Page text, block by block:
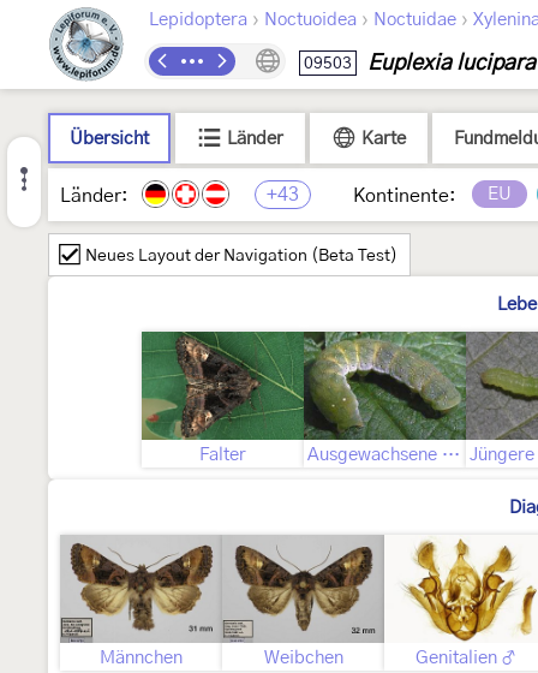
Lepidoptera › Noctuoidea › Noctuidae ›
09503 Euplexia lucipara
Übersicht Länder Karte
Länder: +43 Kontinente: EU
Neues Layout der Navigation (Beta Test)
Falter Ausgewachsene Raupe
Männchen Weibchen Genitalien ♂